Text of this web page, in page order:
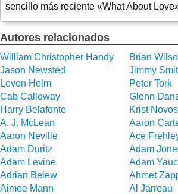
sencillo más reciente «What About
Autores relacionados
William Christopher Handy
Brian
Jason Newsted
Jimmy
Levon Helm
Peter Tork
Cab Calloway
Glenn
Harry Belafonte
Krist
A. J. McLean
Aaron
Aaron Neville
Ace
Adam Duritz
Adam
Adam Levine
Adam
Adrian Belew
Ahmet
Aimee Mann
Al Jarreau